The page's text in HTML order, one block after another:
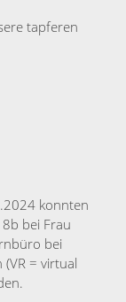
tapferen
konnten
bei Frau
bei
= virtual